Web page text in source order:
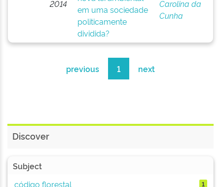
2014
em uma sociedade
politicamente
dividida?
Carolina da
Cunha
previous 1 next
Discover
Subject
código florestal
1